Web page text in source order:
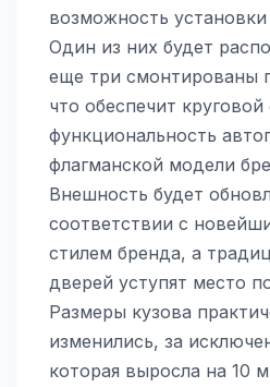
возможность
Один из них будет
еще три смонтированы
что обеспечит
функциональность
флагманской модели
Внешность будет
соответствии с
стилем бренда, а
дверей уступят место
Размеры кузова
изменились, за
которая выросла на 10